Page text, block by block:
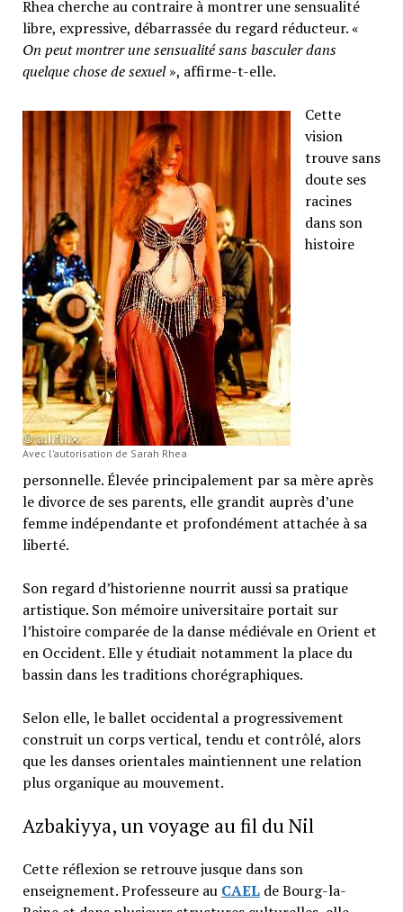
Rhea cherche au contraire à montrer une sensualité
libre, expressive, débarrassée du regard réducteur. «
On peut montrer une sensualité sans basculer dans
quelque chose de sexuel», affirme-t-elle.
Avec l’autorisation de Sarah Rhea
Cette
vision
trouve sans
doute ses
racines
dans son
histoire
personnelle. Élevée principalement par sa mère après
le divorce de ses parents, elle grandit auprès d’une
femme indépendante et profondément attachée à sa
liberté.
Son regard d’historienne nourrit aussi sa pratique
artistique. Son mémoire universitaire portait sur
l’histoire comparée de la danse médiévale en Orient et
en Occident. Elle y étudiait notamment la place du
bassin dans les traditions chorégraphiques.
Selon elle, le ballet occidental a progressivement
construit un corps vertical, tendu et contrôlé, alors
que les danses orientales maintiennent une relation
plus organique au mouvement.
Azbakiyya, un voyage au fil du Nil
Cette réflexion se retrouve jusque dans son
enseignement. Professeure au CAELde Bourg-la-